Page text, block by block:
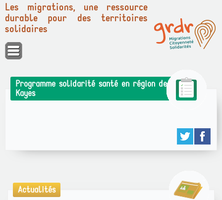
Panneau de gestion des cookies
Les migrations, une ressource
durable pour des territoires
solidaires
Programme solidarité santé en région de
Kayes
Actualités